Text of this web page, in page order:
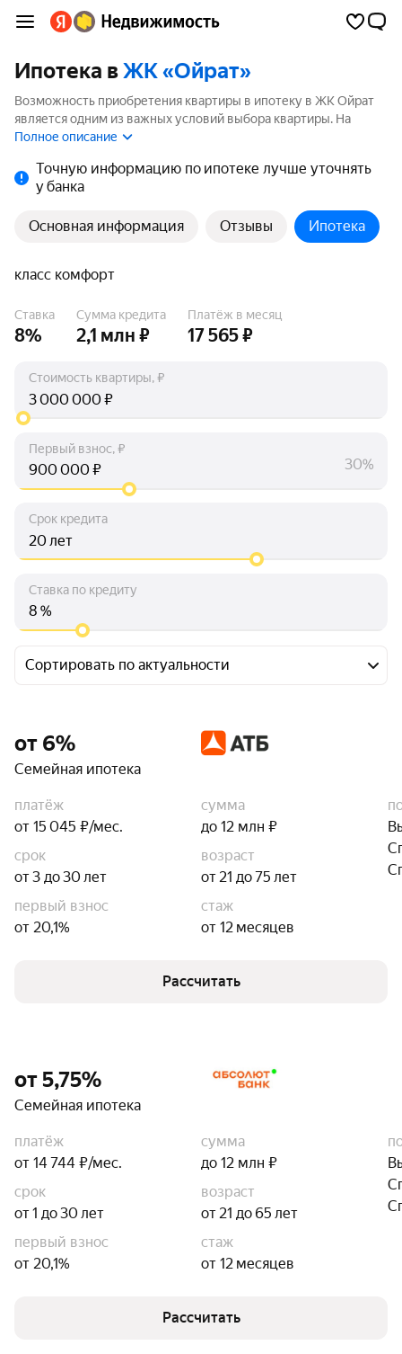
Ипотека вЖК «Ойрат»
Возможность приобретения квартиры в ипотеку в ЖК Ойрат
является одним из важных условий выбора квартиры. На
странице мы собрали программы кредитования банков для
Полное описание
Точную информацию по ипотеке лучше уточнять
у банка
Основная информация Отзывы Ипотека
класс комфорт
Ставка
8%
Сумма кредита
2,1 млн ₽
Платёж в месяц
17 565 ₽
Стоимость квартиры, ₽
₽
Первый взнос, ₽
₽ 30%
Срок кредита
лет
Ставка по кредиту
%
Сортировать по актуальности
от 6%
Семейная ипотека
платёж
от 15 045 ₽/мес.
сумма
до 12 млн ₽
срок
от 3 до 30 лет
возраст
от 21 до 75 лет
первый взнос
от 20,1%
стаж
от 12 месяцев
Рассчитать
от 5,75%
Семейная ипотека
платёж
от 14 744 ₽/мес.
сумма
до 12 млн ₽
срок
от 1 до 30 лет
возраст
от 21 до 65 лет
первый взнос
от 20,1%
стаж
от 12 месяцев
Рассчитать